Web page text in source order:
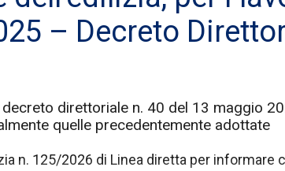
– Decreto
direttoriale n. 40 del 13 maggio
quelle precedentemente adottate
n. 125/2026 di Linea diretta per informare